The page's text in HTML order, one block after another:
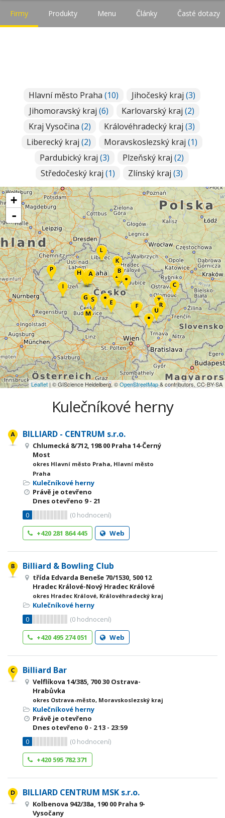
Firmy Produkty Menu Články Časté dotazy
Hlavní město Praha (10) Jihočeský kraj (3)
Jihomoravský kraj (6) Karlovarský kraj (2)
Kraj Vysočina (2) Královéhradecký kraj (3)
Liberecký kraj (2) Moravskoslezský kraj (1)
Pardubický kraj (3) Plzeňský kraj (2)
Středočeský kraj (1) Zlínský kraj (3)
+
-
Leaflet | © GIScience Heidelberg, ©OpenStreetMap& contributors, CC-BY-SA
Kulečníkové herny
BILLIARD - CENTRUM s.r.o.
Chlumecká 8/712, 198 00 Praha 14-Černý
Most
okres Hlavní město Praha, Hlavní město
Praha
Kulečníkové herny
Právě je otevřeno
Dnes otevřeno 9 - 21
0
(0 hodnocení)
+420 281 864 445
Web
Billiard & Bowling Club
třída Edvarda Beneše 70/1530, 500 12
Hradec Králové-Nový Hradec Králové
okres Hradec Králové, Královéhradecký kraj
Kulečníkové herny
0
(0 hodnocení)
+420 495 274 051
Web
Billiard Bar
Velflíkova 14/385, 700 30 Ostrava-
Hrabůvka
okres Ostrava-město, Moravskoslezský kraj
Kulečníkové herny
Právě je otevřeno
Dnes otevřeno 0 - 213 - 23:59
0
(0 hodnocení)
+420 595 782 371
BILLIARD CENTRUM MSK s.r.o.
Kolbenova 942/38a, 190 00 Praha 9-
Vysočany